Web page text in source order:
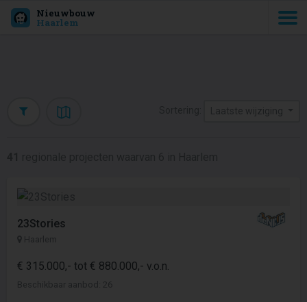
Nieuwbouw
Haarlem
Laatste wijziging
23Stories
Haarlem
€ 315.000,- tot € 880.000,- v.o.n.
Beschikbaar aanbod: 26